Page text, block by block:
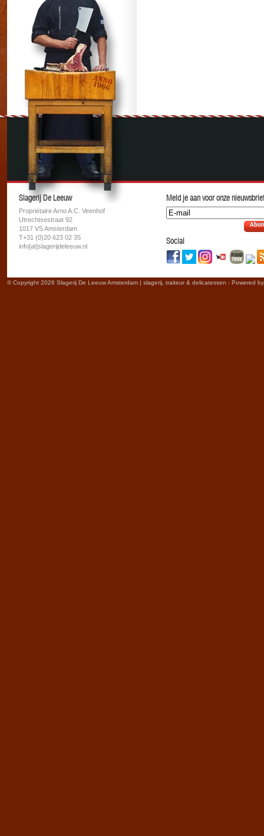
Slagerij De Leeuw
Propriétaire Arno A.C. Veenhof
Utrechtsestraat 92
1017 VS Amsterdam
T+31 (0)20 623 02 35
info[at]slagerijdeleeuw.nl
Meld je aan voor onze
Social
© Copyright 2026 Slagerij De Leeuw Amsterdam | slagerij, traiteur & delicatessen - Powered